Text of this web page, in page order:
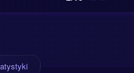
na rynek
Kursy pokazują szacunek
skłaniając się ku atutowi